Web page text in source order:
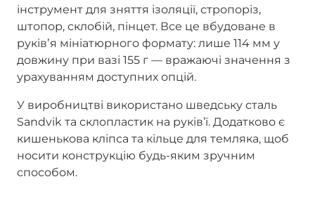
інструмент для зняття ізоляції, стропоріз,
штопор, склобій, пінцет. Все це вбудоване в
руківʼя мініатюрного формату: лише 114 мм у
довжину при вазі 155 г — вражаючі значення з
урахуванням доступних опцій.
У виробництві використано шведську сталь
Sandvik та склопластик на руківʼї. Додатково є
кишенькова кліпса та кільце для темляка, щоб
носити конструкцію будь-яким зручним
способом.